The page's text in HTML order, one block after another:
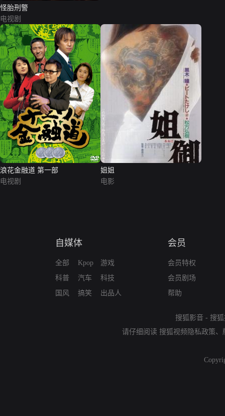
怪胎刑警
电视剧
浪花金融道 第一部
电视剧
姐姐
电影
自媒体
全部
科普
国风
Kpop
汽车
搞笑
游戏
科技
出品人
会员
会员特权
会员剧场
帮助
搜狐影音 - 搜
请仔细阅读 搜狐视频隐私政策、